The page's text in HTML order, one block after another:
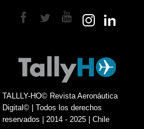
TALLLY-HO© Revista Aeronáutica
Digital© | Todos los derechos
reservados | 2014 - 2025 | Chile